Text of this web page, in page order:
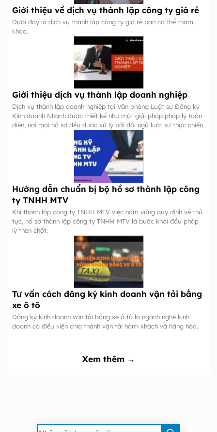
Giới thiệu về dịch vụ thành lập công ty giá rẻ
Dưới đây là dịch vụ thành lập công ty giá rẻ bạn có thể tham
khảo.
Giới thiệu dịch vụ thành lập doanh nghiệp
Dịch vụ thành lập doanh nghiệp tại Văn phòng Luật sư Đăng ký
Kinh doanh Nhanh được thiết kế như một giải pháp pháp lý toàn
diện, nơi mọi hồ sơ đều được xử lý bởi đội ngũ luật sư thực chiến.
Hướng dẫn chuẩn bị bộ hồ sơ thành lập công
ty TNHH MTV
Khi thành lập công ty TNHH MTV việc nắm vững quy định về thủ
tục, hồ sơ thành lập công ty TNHH MTV là bước khởi đầu pháp
lý then chốt.
Tư vấn cách đăng ký kinh doanh vận tải bằng
xe ô tô
Đăng ký kinh doanh vận tải bằng xe ô tô là ngành nghề kinh
doanh có điều kiện chia thành vận tải hành khách và hàng hóa.
Xem thêm →